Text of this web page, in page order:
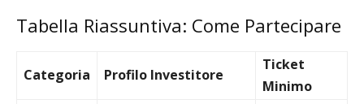
Tabella Riassuntiva: Come Partecipare
Categoria Profilo Investitore
Ticket
Minimo